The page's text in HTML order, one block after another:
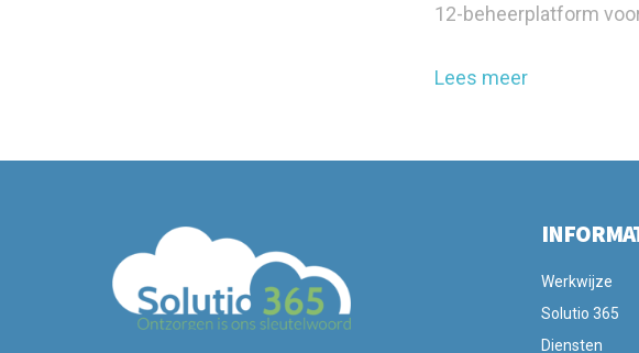
12-beheerplatform
Lees meer
Werkwijze
Solutio 365
Diensten